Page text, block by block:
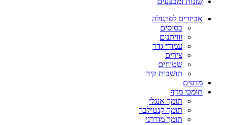
אביזרים לפרגולה
בסיסים
זוויתנים
עמודי גדר
צירים
שטוחים
תושבות קיר
מדפים
תומכי מדף
תומך אנגלי
תומך קנטילבר
תומך מודרני